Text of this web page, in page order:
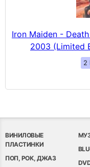
Iron Maiden -
2003 (Limited
2
ВИНИЛОВЫЕ
ПЛАСТИНКИ
ПОП, РОК, ДЖАЗ